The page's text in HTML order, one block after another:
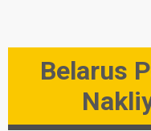
Belarus